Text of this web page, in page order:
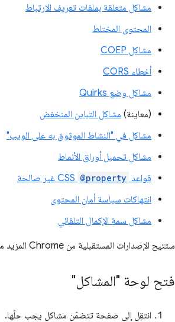
مشاكل متعلقة بملفات تعريف الارتباط
المحتوى المختلط
مشاكل COEP
أخطاء CORS
مشاكل وضع Quirks
(معاينة) مشاكل التباين المنخفض
مشاكل في "النشاط الموثوق به على الويب"
مشاكل تحميل أوراق الأنماط
قواعد @property
انتهاكات سياسة أمان المحتوى
مشاكل سمة الإكمال التلقائي
ستتيح الإصدارات المستقبلية من Chrome المزيد من أنواع المشاكل.
فتح لوحة "المشاكل"
انتقِل إلى صفحة تتضمّن مشاكل يجب حلّها.